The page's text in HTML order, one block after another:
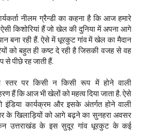
नीलम ग्रैन्डी का कहना है कि आज हमारे
ऐसी किशोरियां हैं जो खेल की दुनिया में अपना आगे
बना रही हैं. ऐसे में धूरकुट गांव में खेल का मैदान
को बहुत ही कष्ट दे रही है जिसकी वजह से वह
से पीछे रह जाती हैं.
स्तर पर किसी न किसी रूप में होने वाली
हैं कि आज भी खेलों को महत्व दिया जाता है. ऐसे
कार्यक्रम और इसके अंतर्गत होने वाली
के खिलाड़ियों को आगे बढ़ने का सुनहरा अवसर
उत्तराखंड के इस सुदूर गांव धूरकुट के कई